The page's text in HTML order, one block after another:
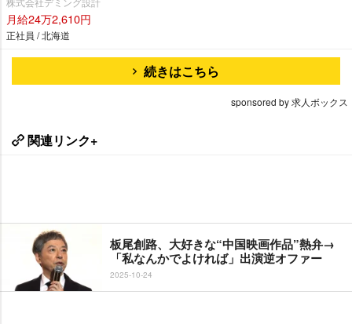
月給24万2,610円
正社員 / 北海道
続きはこちら
sponsored by 求人ボックス
関連リンク+
板尾創路、大好きな“中国映画作品”熱弁→
「私なんかでよければ」出演逆オファー
2025-10-24